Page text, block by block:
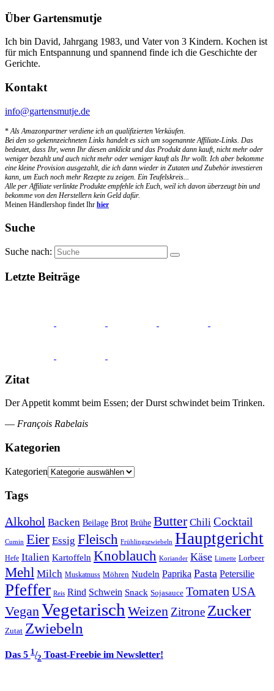
Über Gartensmutje
Ich bin David, Jahrgang 1983, und Vater von 3 Kindern. Kochen ist
für mich Entspannung und spannend finde ich die Geschichte der
Gerichte.
Kontakt
info@gartensmutje.de
*Als Amazonpartner verdiene ich an qualifizierten Verkäufen.
Bei den so gekennzeichneten Links handelt es sich um sogenannte Affiliate-Links. Das
bedeutet, dass Ihr, wenn Ihr diesen anklickt und das Produkt dann kauft, nicht mehr oder
weniger bezahlt und auch nicht mehr oder weniger kauft als Ihr wollt. Ich aber bekomme
eine kleine Provision ausgezahlt, die ich dann wieder in Zutaten und Zubehör investieren
kann, um Euch noch mehr Rezepte zu zeigen. Ein Teufelskreis...
Alle per Affiliate verlinkte Produkte empfehle ich Euch, weil ich davon überzeugt bin und
bekomme von den Herstellern kein Geld dafür.
Meinen Händlershop findet Ihr hier
Suche
Suche nach:
Letzte Beiträge
Zitat
Der Appetit kommt beim Essen; der Durst schwindet beim Trinken.
— François Rabelais
Kategorien
Kategorien
Tags
Alkohol Backen Beilage Brot Brühe Butter Chili Cocktail
Cumin Eier Essig Fleisch Frühlingszwiebeln Hauptgericht
Hefe Italien Kartoffeln Knoblauch Koriander Käse Limette Lorbeer
Mehl Milch Muskatnuss Möhren Nudeln Paprika Pasta Petersilie
Pfeffer Reis Rind Schwein Snack Sojasauce Tomaten USA
VeganVegetarisch Weizen Zitrone Zucker
Zutat Zwiebeln
Das 5 1/2 Toast-Freebie im Newsletter!